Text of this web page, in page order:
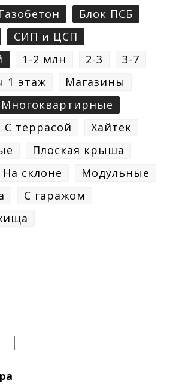
Газобетон
Блок ПСБ
СИП и ЦСП
1-2 млн 2-3
3-7
1 этаж
Магазины
Многоквартирные
С террасой
Хайтек
Плоская крыша
На склоне
Модульные
С гаражом